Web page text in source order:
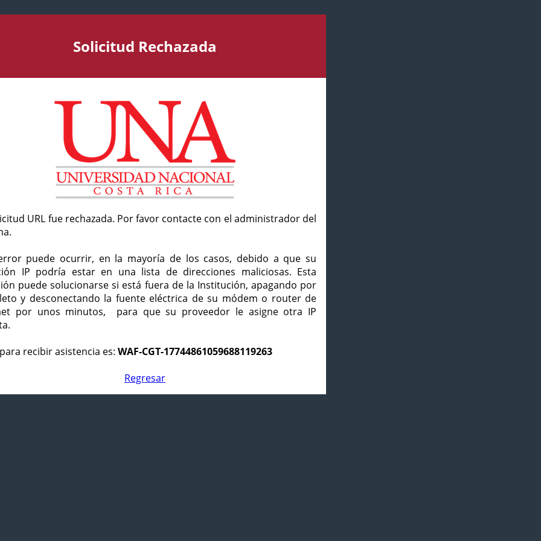
Solicitud Rechazada
URL fue rechazada. Por favor contacte con el administrador del
puede ocurrir, en la mayoría de los casos, debido a que su
IP podría estar en una lista de direcciones maliciosas. Esta
puede solucionarse si está fuera de la Institución, apagando por
y desconectando la fuente eléctrica de su módem o router de
por unos minutos, para que su proveedor le asigne otra IP
recibir asistencia es: WAF-CGT-17744861059688119263
Regresar